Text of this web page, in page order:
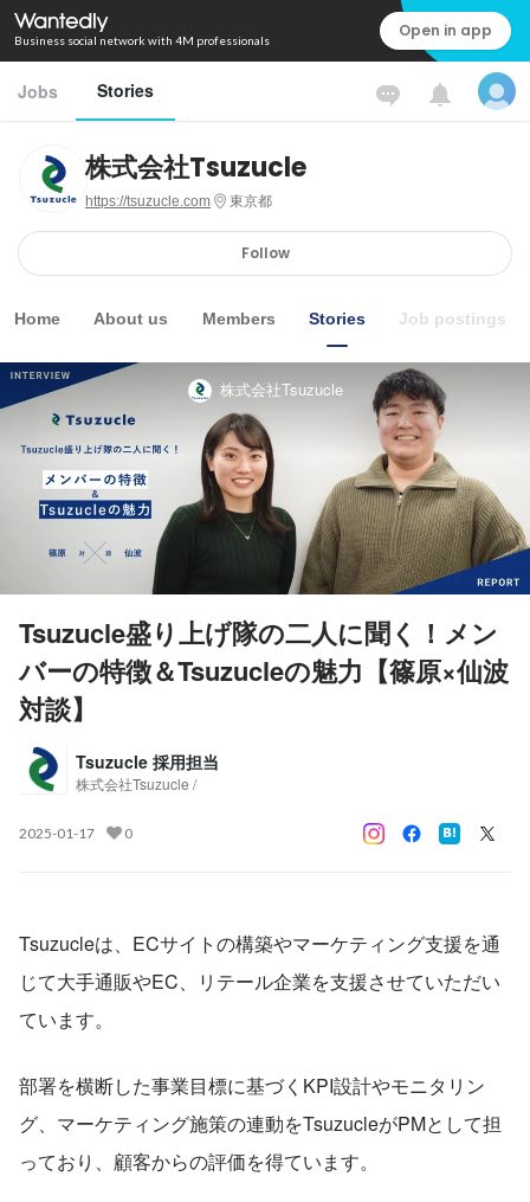
Business social network with 4M professionals Open in app
Jobs Stories
株式会社Tsuzucle
https://tsuzucle.com 東京都
Follow
Home About us Members Stories Job postings
株式会社Tsuzucle
Tsuzucle盛り上げ隊の二人に聞く！メン
バーの特徴＆Tsuzucleの魅力【篠原×仙波
対談】
Tsuzucle 採用担当
株式会社Tsuzucle /
2025-01-17 0
Tsuzucleは、ECサイトの構築やマーケティング支援を通
じて大手通販やEC、リテール企業を支援させていただい
ています。
部署を横断した事業目標に基づくKPI設計やモニタリン
グ、マーケティング施策の連動をTsuzucleがPMとして担
っており、顧客からの評価を得ています。